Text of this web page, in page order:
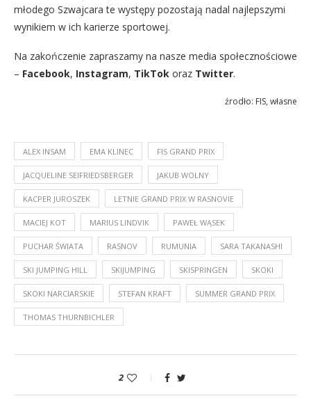
młodego Szwajcara te występy pozostają nadal najlepszymi
wynikiem w ich karierze sportowej.
Na zakończenie zapraszamy na nasze media społecznościowe
– Facebook, Instagram, TikTok oraz Twitter.
źrodło: FIS, własne
ALEX INSAM EMA KLINEC FIS GRAND PRIX
JACQUELINE SEIFRIEDSBERGER JAKUB WOLNY
KACPER JUROSZEK LETNIE GRAND PRIX W RASNOVIE
MACIEJ KOT MARIUS LINDVIK PAWEŁ WĄSEK
PUCHAR ŚWIATA RASNOV RUMUNIA SARA TAKANASHI
SKI JUMPING HILL SKIJUMPING SKISPRINGEN SKOKI
SKOKI NARCIARSKIE STEFAN KRAFT SUMMER GRAND PRIX
THOMAS THURNBICHLER
2